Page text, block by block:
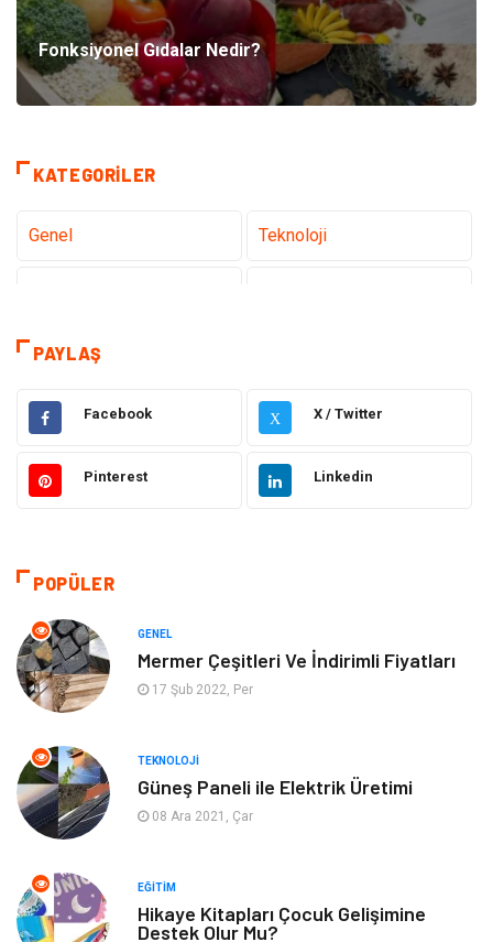
Fonksiyonel Gıdalar Nedir?
KATEGORILER
Genel Teknoloji
Eğitim
Makine Ulaşım ve Taşımacılık
Gıda Alışveriş
Gündem
Otomotiv
Yapı İnşaat
Hizmet
Tatil Emlak
Organizasyon Metal Maden
PAYLAŞ
Facebook X X / Twitter
Pinterest Linkedin
POPÜLER
GENEL
Mermer Çeşitleri Ve İndirimli Fiyatları
17 Şub 2022, Per
TEKNOLOJI
Güneş Paneli ile Elektrik Üretimi
08 Ara 2021, Çar
EĞITIM
Hikaye Kitapları Çocuk Gelişimine
Destek Olur Mu?